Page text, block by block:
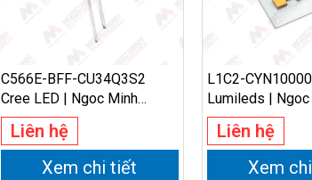
C566E-BFF-CU34Q3S2
Cree LED | Ngoc Minh
Electronics
Liên hệ
Xem chi tiết
L1C2-
Lumileds |
Electronics
Liên hệ
Xem